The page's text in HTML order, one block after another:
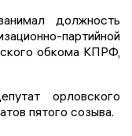
должность
партийной
обкома КПРФ,
орловского
пятого созыва.